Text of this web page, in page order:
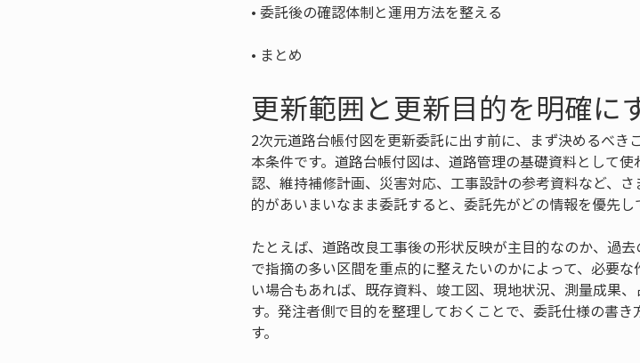
•
• まとめ
更新範囲と更新目的を明確に
2次元道路台帳付図を更新委託に出す前に、まず決めるべ
本条件です。道路台帳付図は、道路管理の基礎資料として
認、維持補修計画、災害対応、工事設計の参考資料など、
的があいまいなまま委託すると、委託先がどの情報を優先し
たとえば、道路改良工事後の形状反映が主目的なのか、過
で指摘の多い区間を重点的に整えたいのかによって、必要
い場合もあれば、既存資料、竣工図、現地状況、測量成果
す。発注者側で目的を整理しておくことで、委託仕様の書
す。